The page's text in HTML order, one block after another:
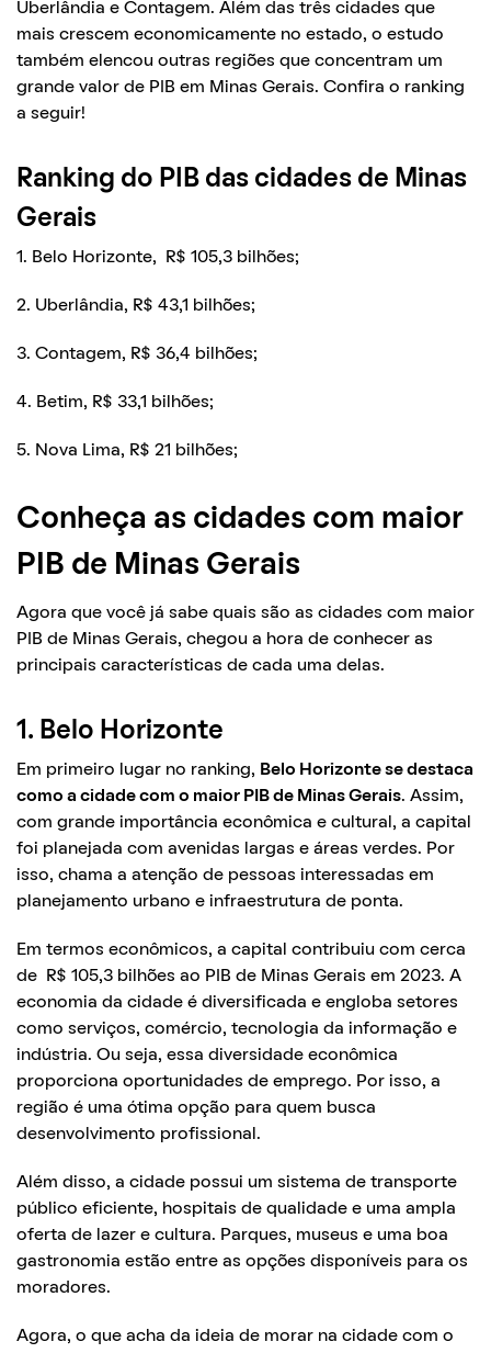
Uberlândia e Contagem. Além das três cidades que
mais crescem economicamente no estado, o estudo
também elencou outras regiões que concentram um
grande valor de PIB em Minas Gerais. Confira o ranking
a seguir!
Ranking do PIB das cidades de Minas
Gerais
1. Belo Horizonte, R$ 105,3 bilhões;
2. Uberlândia, R$ 43,1 bilhões;
3. Contagem, R$ 36,4 bilhões;
4. Betim, R$ 33,1 bilhões;
5. Nova Lima, R$ 21 bilhões;
Conheça as cidades com maior
PIB de Minas Gerais
Agora que você já sabe quais são as cidades com maior
PIB de Minas Gerais, chegou a hora de conhecer as
principais características de cada uma delas.
1. Belo Horizonte
Em primeiro lugar no ranking, Belo Horizonte se destaca
como a cidade com o maior PIB de Minas Gerais. Assim,
com grande importância econômica e cultural, a capital
foi planejada com avenidas largas e áreas verdes. Por
isso, chama a atenção de pessoas interessadas em
planejamento urbano e infraestrutura de ponta.
Em termos econômicos, a capital contribuiu com cerca
de R$ 105,3 bilhões ao PIB de Minas Gerais em 2023. A
economia da cidade é diversificada e engloba setores
como serviços, comércio, tecnologia da informação e
indústria. Ou seja, essa diversidade econômica
proporciona oportunidades de emprego. Por isso, a
região é uma ótima opção para quem busca
desenvolvimento profissional.
Além disso, a cidade possui um sistema de transporte
público eficiente, hospitais de qualidade e uma ampla
oferta de lazer e cultura. Parques, museus e uma boa
gastronomia estão entre as opções disponíveis para os
moradores.
Agora, o que acha da ideia de morar na cidade com o